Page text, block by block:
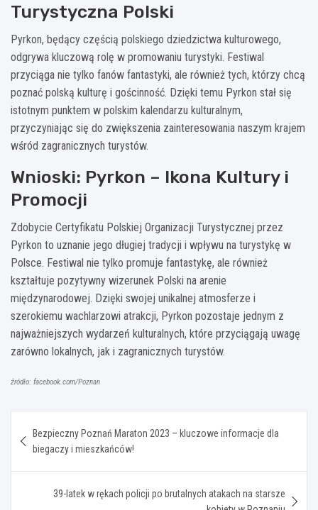
Turystyczna Polski
Pyrkon, będący częścią polskiego dziedzictwa kulturowego,
odgrywa kluczową rolę w promowaniu turystyki. Festiwal
przyciąga nie tylko fanów fantastyki, ale również tych, którzy chcą
poznać polską kulturę i gościnność. Dzięki temu Pyrkon stał się
istotnym punktem w polskim kalendarzu kulturalnym,
przyczyniając się do zwiększenia zainteresowania naszym krajem
wśród zagranicznych turystów.
Wnioski: Pyrkon – Ikona Kultury i
Promocji
Zdobycie Certyfikatu Polskiej Organizacji Turystycznej przez
Pyrkon to uznanie jego długiej tradycji i wpływu na turystykę w
Polsce. Festiwal nie tylko promuje fantastykę, ale również
kształtuje pozytywny wizerunek Polski na arenie
międzynarodowej. Dzięki swojej unikalnej atmosferze i
szerokiemu wachlarzowi atrakcji, Pyrkon pozostaje jednym z
najważniejszych wydarzeń kulturalnych, które przyciągają uwagę
zarówno lokalnych, jak i zagranicznych turystów.
źródło: facebook.com/Poznan
wpisu
Bezpieczny Poznań Maraton 2023 – kluczowe informacje dla
biegaczy i mieszkańców!
39-latek w rękach policji po brutalnych atakach na starsze